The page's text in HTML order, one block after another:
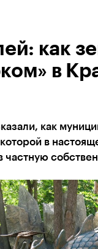
как
в
как
в